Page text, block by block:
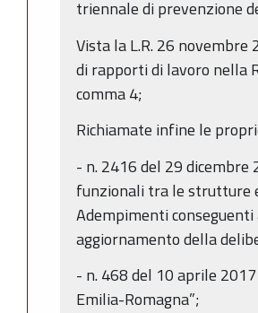
triennale di prevenzione
Vista la L.R. 26 novembre
di rapporti di lavoro nella
comma 4;
Richiamate infine le
- n. 2416 del 29
funzionali tra le strutture
Adempimenti
aggiornamento della
- n. 468 del 10 aprile
Emilia-Romagna”;